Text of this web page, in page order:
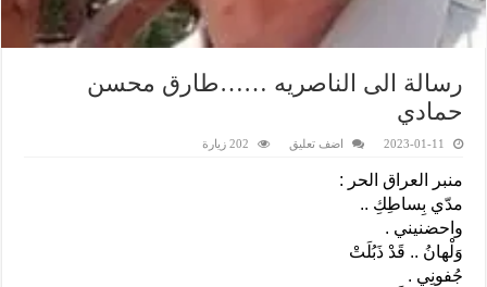
رسالة الى الناصريه ……طارق محسن
حمادي
2023-01-11 اضف تعليق 202 زيارة
منبر العراق الحر :
مدّي بِساطِكِ ..
واحضنيني .
وَلْهانُ .. قَدْ ذَبُلَتْ
جُفونِي .